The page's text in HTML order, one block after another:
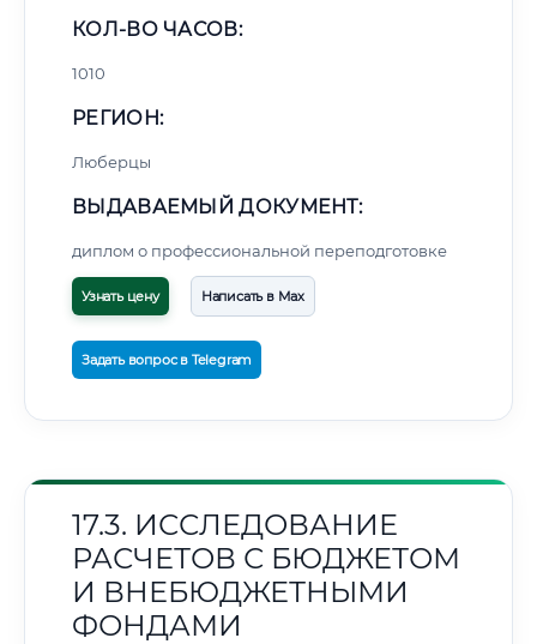
КОЛ-ВО ЧАСОВ:
1010
РЕГИОН:
Люберцы
ВЫДАВАЕМЫЙ ДОКУМЕНТ:
диплом о профессиональной переподготовке
Узнать цену Написать в Max
Задать вопрос в Telegram
17.3. ИССЛЕДОВАНИЕ
РАСЧЕТОВ С БЮДЖЕТОМ
И ВНЕБЮДЖЕТНЫМИ
ФОНДАМИ